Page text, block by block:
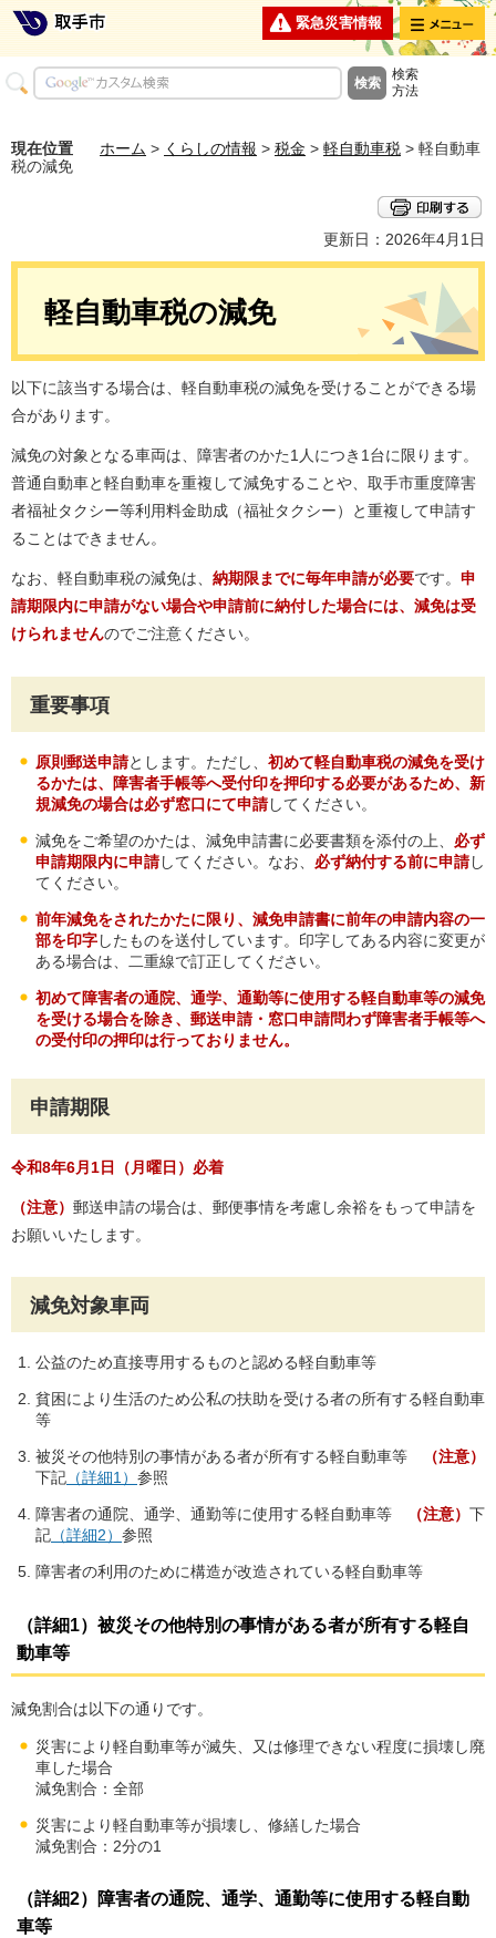
緊急災害情報 メニュー
検索
方法
現在位置 ホーム > くらしの情報 > 税金 > 軽自動車税 > 軽自動車
税の減免
更新日：2026年4月1日
軽自動車税の減免
以下に該当する場合は、軽自動車税の減免を受けることができる場
合があります。
減免の対象となる車両は、障害者のかた1人につき1台に限ります。
普通自動車と軽自動車を重複して減免することや、取手市重度障害
者福祉タクシー等利用料金助成（福祉タクシー）と重複して申請す
ることはできません。
なお、軽自動車税の減免は、 納期限までに毎年申請が必要です。 申
請期限内に申請がない場合や申請前に納付した場合には、減免は受
けられませんのでご注意ください。
重要事項
原則郵送申請とします。ただし、 初めて軽自動車税の減免を受け
るかたは、障害者手帳等へ受付印を押印する必要があるため、新
規減免の場合は必ず窓口にて申請してください。
減免をご希望のかたは、減免申請書に必要書類を添付の上、 必ず
申請期限内に申請してください。なお、 必ず納付する前に申請し
てください。
前年減免をされたかたに限り、減免申請書に前年の申請内容の一
部を印字したものを送付しています。印字してある内容に変更が
ある場合は、二重線で訂正してください。
初めて障害者の通院、通学、通勤等に使用する軽自動車等の減免
を受ける場合を除き、郵送申請・窓口申請問わず障害者手帳等へ
の受付印の押印は行っておりません。
申請期限
令和8年6月1日（月曜日）必着
（注意） 郵送申請の場合は、郵便事情を考慮し余裕をもって申請を
お願いいたします。
減免対象車両
公益のため直接専用するものと認める軽自動車等
貧困により生活のため公私の扶助を受ける者の所有する軽自動車
等
被災その他特別の事情がある者が所有する軽自動車等
（注意）
下記 （詳細1） 参照
障害者の通院、通学、通勤等に使用する軽自動車等 （注意） 下
記 （詳細2） 参照
障害者の利用のために構造が改造されている軽自動車等
（詳細1） 被災その他特別の事情がある者が所有する軽自
動車等
減免割合は以下の通りです。
災害により軽自動車等が滅失、又は修理できない程度に損壊し廃
車した場合
減免割合：全部
災害により軽自動車等が損壊し、修繕した場合
減免割合：2分の1
（詳細2）
障害者の通院、通学、通勤等に使用する軽自動
車等